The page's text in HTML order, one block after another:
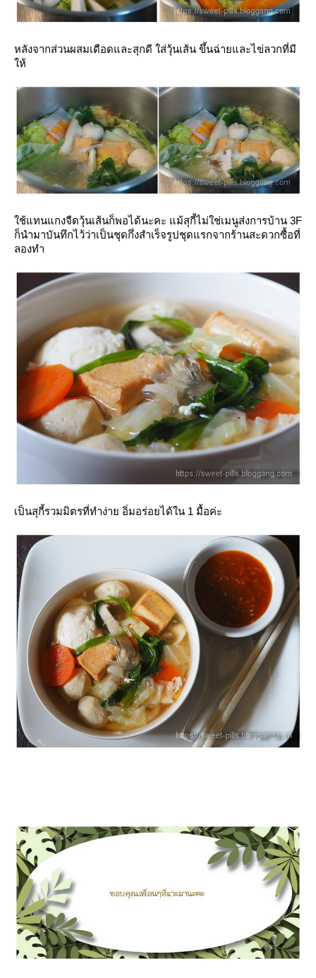
หลังจากส่วนผสมเดือดและสุกดี ใส่วุ้นเส้น ขึ้นฉ่ายและไข่ลวกที่มี
ห้
ช้แทนแกงจืดวุ้นเส้นก็พอได้นะคะ แม้สุกี้ไม่ใช่เมนูส่งการบ้าน 3F
ก็นำมาบันทึกไว้ว่าเป็นชุดกึ่งสำเร็จรูปชุดแรกจากร้านสะดวกซื้อที่
ลองทำ
เป็นสุกี้รวมมิตรที่ทำง่าย อิ่มอร่อยได้ใน 1 มื้อค่ะ